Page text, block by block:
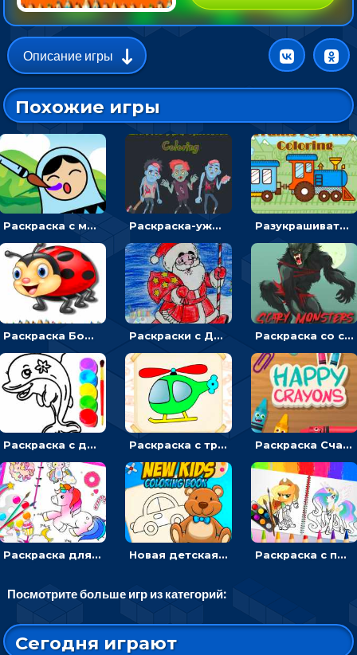
Описание игры
Похожие игры
Раскраска с матрешками для девочек Раскраска-ужастик: разукрась зомби и скелетов Разукрашивать поезда на картинках - раскраска для мальчиков
Раскраска Божья коровка: выбирать цвета и разукрашивать насекомых Раскраски с Дедом Морозом: разрисовывать зимнего волшебника Раскраска со страшилками - для мальчиков
Раскраска с дельфинами: разукрашивать рыб и фотографировать Раскраска с транспортом для мальчиков Раскраска Счастливые мелки: выбирать и раскрашивать по образцу
Раскраска для девочек Милый единорог: кликать и разукрашивать Новая детская книжка-раскраска: выбирать и рисовать Раскраска с пони: выбирать цвета, чтобы делать ярких лошадок
Посмотрите больше игр из категорий:
Сегодня играют